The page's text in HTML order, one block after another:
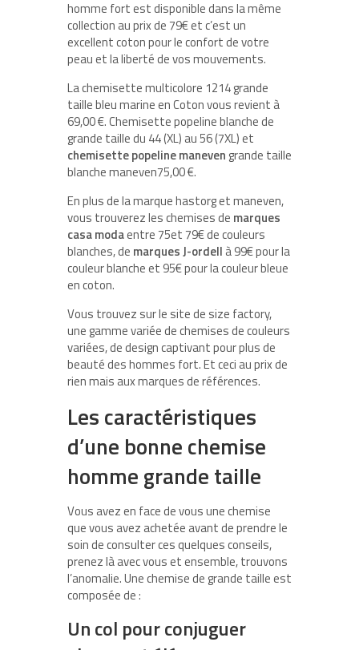
homme fort est disponible dans la même
collection au prix de 79€ et c’est un
excellent coton pour le confort de votre
peau et la liberté de vos mouvements.
La chemisette multicolore 1214 grande
taille bleu marine en Coton vous revient à
69,00 €. Chemisette popeline blanche de
grande taille du 44 (XL) au 56 (7XL) et
chemisette popeline maneven grande taille
blanche maneven75,00 €.
En plus de la marque hastorg et maneven,
vous trouverez les chemises de marques
casa modaentre 75et 79€ de couleurs
blanches, de marques J-ordell à 99€ pour la
couleur blanche et 95€ pour la couleur bleue
en coton.
Vous trouvez sur le site de size factory,
une gamme variée de chemises de couleurs
variées, de design captivant pour plus de
beauté des hommes fort. Et ceci au prix de
rien mais aux marques de références.
Les caractéristiques
d’une bonne chemise
homme grande taille
Vous avez en face de vous une chemise
que vous avez achetée avant de prendre le
soin de consulter ces quelques conseils,
prenez là avec vous et ensemble, trouvons
l’anomalie. Une chemise de grande taille est
composée de :
Un col pour conjuguer